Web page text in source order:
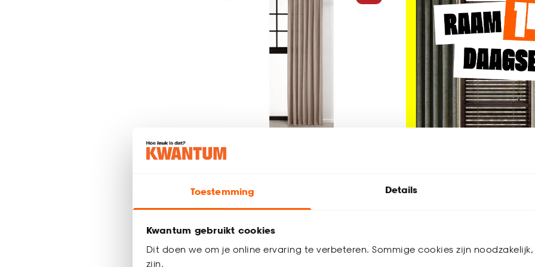
Toestemming Details
Kwantum gebruikt cookies
Dit doen we om je online ervaring te verbeteren. Sommige cookies zijn
zijn.
al vanaf
22 19.12